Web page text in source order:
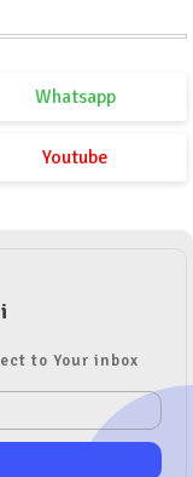
Whatsapp
Youtube
to Your inbox